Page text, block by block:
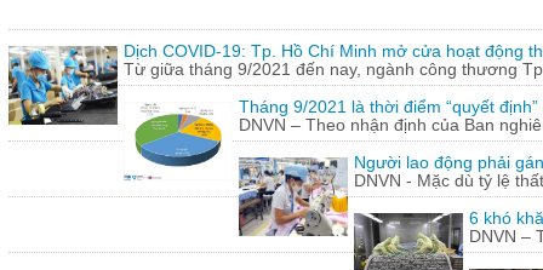
Dịch COVID-19: Tp. Hồ Chí Minh mở cửa hoạt động
Từ giữa tháng 9/2021 đến nay, ngành công thương
Tháng 9/2021 là thời điểm “quyết
DNVN – Theo nhận định của Ban
Người lao động phải
DNVN - Mặc dù tỷ lệ
6 khó
DNVN –